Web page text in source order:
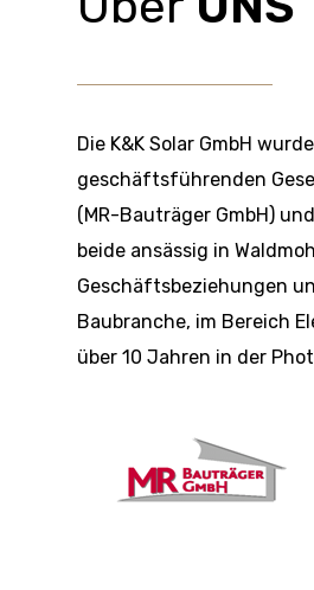
Die K&K Solar GmbH
geschäftsführenden
(MR-Bauträger GmbH)
beide ansässig in
Geschäftsbeziehungen
Baubranche, im Bereich
über 10 Jahren in der